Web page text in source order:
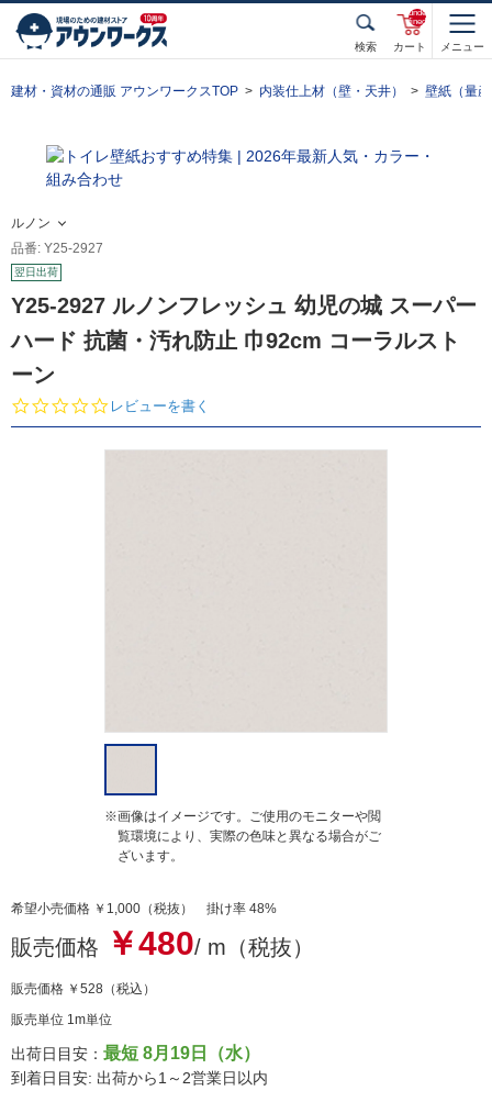
検索 カート
unde
fined
メニュー
建材・資材の通販 アウンワークスTOP 内装仕上材（壁・天井） 壁紙（量
ルノン
品番: Y25-2927
翌日出荷
Y25-2927 ルノンフレッシュ 幼児の城 スーパー
ハード 抗菌・汚れ防止 巾92cm コーラルスト
ーン
0.
0
レビューを書く
※画像はイメージです。ご使用のモニターや閲
覧環境により、実際の色味と異なる場合がご
ざいます。
希望小売価格 ￥1,000（税抜） 掛け率 48%
販売価格 ￥480/ m（税抜）
販売価格 ￥528 （税込）
販売単位 1m単位
出荷日目安： 最短 8月19日（水）
到着日目安: 出荷から1～2営業日以内